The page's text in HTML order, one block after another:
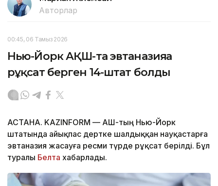
Авторлар
00:45, 06 Тамыз 2026
Нью-Йорк АҚШ-та эвтаназияға
рұқсат берген 14-штат болды
АСТАНА. KAZINFORM — АҚШ-тың Нью-Йорк
штатында айықпас дертке шалдыққан науқастарға
эвтаназия жасауға ресми түрде рұқсат берілді. Бұл
туралы Белта хабарлады.